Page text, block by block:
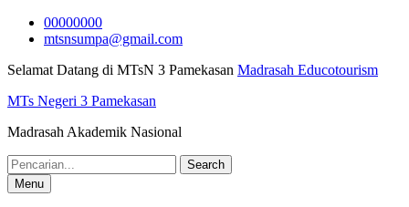
Skip
00000000
mtsnsumpa@gmail.com
Selamat Datang di MTsN 3 Pamekasan Madrasah Educotourism
MTs Negeri 3 Pamekasan
Madrasah Akademik Nasional
Search
for:Menu